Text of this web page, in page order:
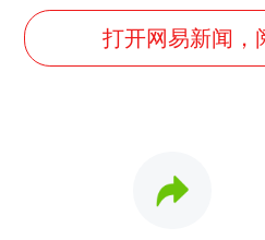
打开网易新闻，